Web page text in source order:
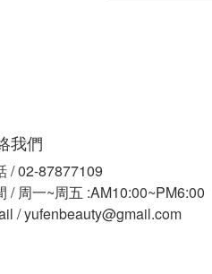
我們
/ 02-87877109
/ 周一~周五 :AM10:00~PM6:00
/ yufenbeauty@gmail.com